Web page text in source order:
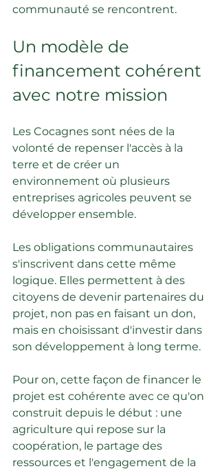
communauté se rencontrent.
Un modèle de
financement cohérent
avec notre mission
Les Cocagnes sont nées de la
volonté de repenser l'accès à la
terre et de créer un
environnement où plusieurs
entreprises agricoles peuvent se
développer ensemble.
Les obligations communautaires
s'inscrivent dans cette même
logique. Elles permettent à des
citoyens de devenir partenaires du
projet, non pas en faisant un don,
mais en choisissant d'investir dans
son développement à long terme.
Pour on, cette façon de financer le
projet est cohérente avec ce qu'on
construit depuis le début : une
agriculture qui repose sur la
coopération, le partage des
ressources et l'engagement de la